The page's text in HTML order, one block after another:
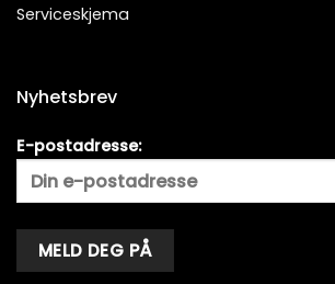
Serviceskjema
Nyhetsbrev
E-postadresse: